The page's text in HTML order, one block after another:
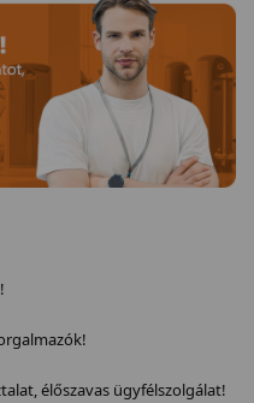
élőszavas ügyfélszolgálat!